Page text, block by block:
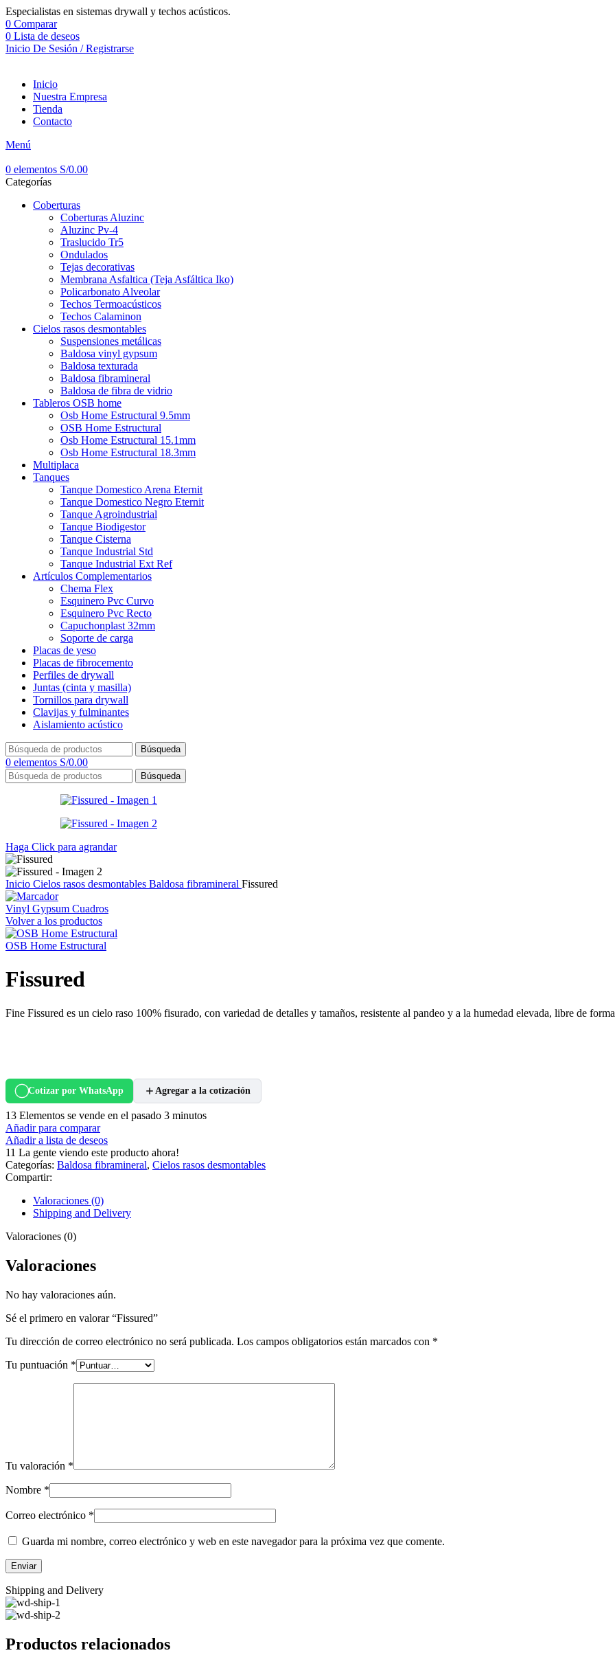
Especialistas en sistemas drywall y techos acústicos.
0 Comparar
0 Lista de deseos
Inicio De Sesión / Registrarse
Inicio
Nuestra Empresa
Tienda
Contacto
Menú
0 elementos S/0.00
Categorías
Coberturas
Coberturas Aluzinc
Aluzinc Pv-4
Traslucido Tr5
Ondulados
Tejas decorativas
Membrana Asfaltica (Teja Asfáltica Iko)
Policarbonato Alveolar
Techos Termoacústicos
Techos Calaminon
Cielos rasos desmontables
Suspensiones metálicas
Baldosa vinyl gypsum
Baldosa texturada
Baldosa fibramineral
Baldosa de fibra de vidrio
Tableros OSB home
Osb Home Estructural 9.5mm
OSB Home Estructural
Osb Home Estructural 15.1mm
Osb Home Estructural 18.3mm
Multiplaca
Tanques
Tanque Domestico Arena Eternit
Tanque Domestico Negro Eternit
Tanque Agroindustrial
Tanque Biodigestor
Tanque Cisterna
Tanque Industrial Std
Tanque Industrial Ext Ref
Artículos Complementarios
Chema Flex
Esquinero Pvc Curvo
Esquinero Pvc Recto
Capuchonplast 32mm
Soporte de carga
Placas de yeso
Placas de fibrocemento
Perfiles de drywall
Juntas (cinta y masilla)
Tornillos para drywall
Clavijas y fulminantes
Aislamiento acústico
Búsqueda
0 elementos S/0.00
Búsqueda
Haga Click para agrandar
Inicio Cielos rasos desmontables Baldosa fibramineral Fissured
Vinyl Gypsum Cuadros
Volver a los productos
OSB Home Estructural
Fissured
Fine Fissured es un cielo raso 100% fisurado, con variedad de detalles y tamaños, resistente al pandeo y a la humedad elevada, libre de
Cotizar por WhatsApp Agregar a la cotización
13 Elementos se vende en el pasado 3 minutos
Añadir para comparar
Añadir a lista de deseos
11 La gente viendo este producto ahora!
Categorías: Baldosa fibramineral, Cielos rasos desmontables
Compartir:
Valoraciones (0)
Shipping and Delivery
Valoraciones (0)
Valoraciones
No hay valoraciones aún.
Sé el primero en valorar “Fissured”
Tu dirección de correo electrónico no será publicada. Los campos obligatorios están marcados con *
Tu puntuación *
Tu valoración *
Nombre *
Correo electrónico *
Guarda mi nombre, correo electrónico y web en este navegador para la próxima vez que comente.
Shipping and Delivery
Productos relacionados